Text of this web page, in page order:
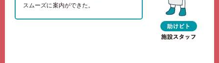
スムーズに案内ができた。